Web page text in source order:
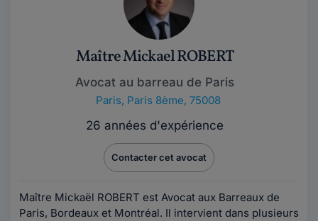
Maître Mickael ROBERT
Avocat au barreau de Paris
Paris, Paris 8ème, 75008
26 années d'expérience
Contacter cet avocat
Maître Mickaël ROBERT est Avocat aux Barreaux de
Paris, Bordeaux et Montréal. Il intervient dans plusieurs